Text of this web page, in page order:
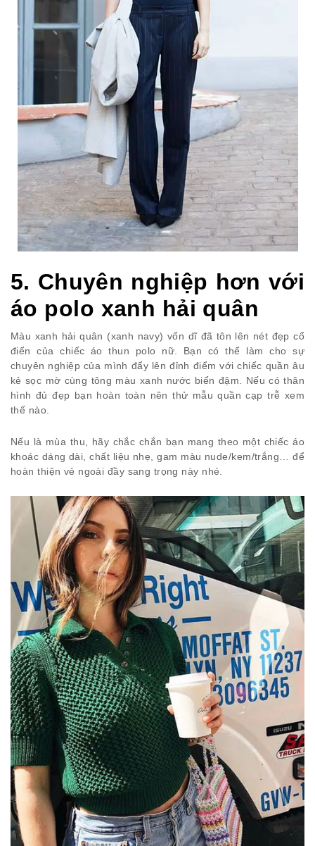
5. Chuyên nghiệp hơn với
áo polo xanh hải quân
Màu xanh hải quân (xanh navy) vốn dĩ đã tôn lên nét đẹp cổ
điển của chiếc áo thun polo nữ. Bạn có thể làm cho sự
chuyên nghiệp của mình đẩy lên đỉnh điểm với chiếc quần âu
kẻ sọc mờ cùng tông màu xanh nước biển đậm. Nếu có thân
hình đủ đẹp bạn hoàn toàn nên thử mẫu quần cạp trễ xem
thế nào.
Nếu là mùa thu, hãy chắc chắn bạn mang theo một chiếc áo
khoác dáng dài, chất liệu nhẹ, gam màu nude/kem/trắng… để
hoàn thiện vẻ ngoài đầy sang trọng này nhé.